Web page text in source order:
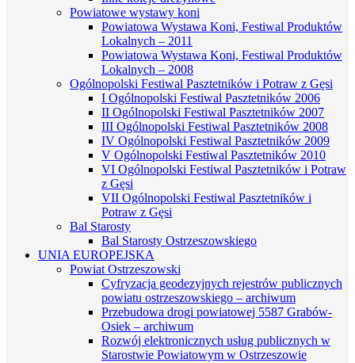
Powiatowe wystawy koni
Powiatowa Wystawa Koni, Festiwal Produktów
Lokalnych – 2011
Powiatowa Wystawa Koni, Festiwal Produktów
Lokalnych – 2008
Ogólnopolski Festiwal Pasztetników i Potraw z Gęsi
I Ogólnopolski Festiwal Pasztetników 2006
II Ogólnopolski Festiwal Pasztetników 2007
III Ogólnopolski Festiwal Pasztetników 2008
IV Ogólnopolski Festiwal Pasztetników 2009
V Ogólnopolski Festiwal Pasztetników 2010
VI Ogólnopolski Festiwal Pasztetników i Potraw
z Gęsi
VII Ogólnopolski Festiwal Pasztetników i
Potraw z Gęsi
Bal Starosty
Bal Starosty Ostrzeszowskiego
UNIA EUROPEJSKA
Powiat Ostrzeszowski
Cyfryzacja geodezyjnych rejestrów publicznych
powiatu ostrzeszowskiego – archiwum
Przebudowa drogi powiatowej 5587 Grabów-
Osiek – archiwum
Rozwój elektronicznych usług publicznych w
Starostwie Powiatowym w Ostrzeszowie